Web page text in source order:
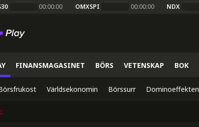
00:00:00 OMXSPI 00:00:00 NDX
FINANSMAGASINET BÖRS VETENSKAP BOK
Världsekonomin Börssurr Dominoeffekten
: